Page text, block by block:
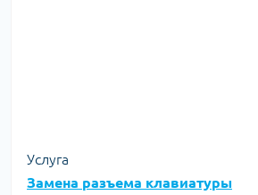
Услуга
Замена разъема клавиатуры